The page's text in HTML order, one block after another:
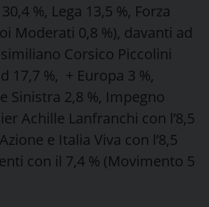
%, Lega 13,5 %, Forza
Moderati 0,8 %), davanti ad
Corsico Piccolini
17,7 %, + Europa 3 %,
Sinistra 2,8 %, Impegno
Achille Lanfranchi con l’8,5
e Italia Viva con l’8,5
con il 7,4 % (Movimento 5